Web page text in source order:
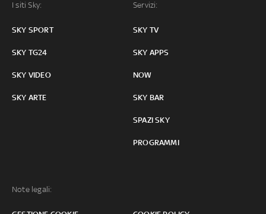
I siti Sky:
SKY SPORT
SKY TG24
SKY VIDEO
SKY ARTE
Servizi:
SKY TV
SKY APPS
NOW
SKY BAR
SPAZI SKY
PROGRAMMI
Note legali: